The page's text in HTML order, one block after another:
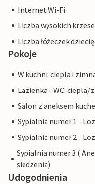
Internet Wi-Fi
Liczba wysokich
Liczba łóżeczek
Pokoje
W kuchni: ciepla i
Lazienka - WC: ciepla/
Salon z aneksem
Sypialnia numer 1 -
Sypialnia numer 2 -
Sypialnia numer 3 (
siedzenia)
Udogodnienia